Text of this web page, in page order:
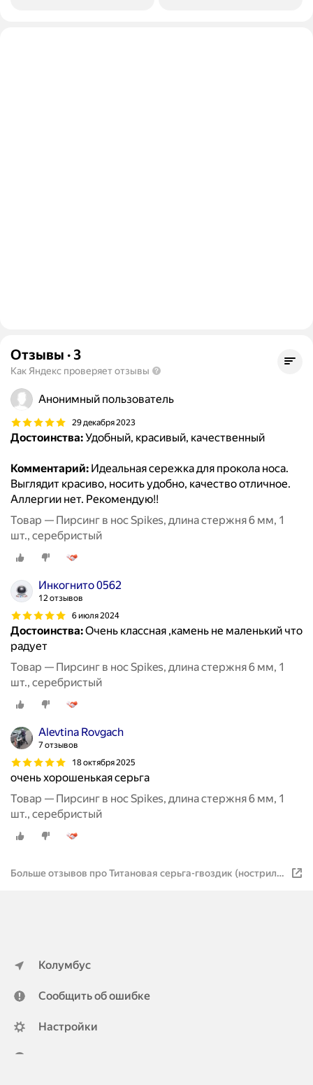
Отзывы · 3
Как Яндекс проверяет отзывы
Анонимный пользователь
29 декабря 2023
Достоинства:Удобный, красивый, качественный
Комментарий: Идеальная сережка для прокола носа.
Выглядит красиво, носить удобно, качество отличное.
Аллергии нет. Рекомендую!!
Товар — Пирсинг в нос Spikes, длина стержня 6 мм, 1
шт., серебристый
Инкогнито 0562
12 отзывов
6 июля 2024
Достоинства:Очень классная ,камень не маленький что
радует
Товар — Пирсинг в нос Spikes, длина стержня 6 мм, 1
шт., серебристый
Alevtina Rovgach
7 отзывов
18 октября 2025
очень хорошенькая серьга
Товар — Пирсинг в нос Spikes, длина стержня 6 мм, 1
шт., серебристый
Больше отзывов про Титановая серьга-гвоздик (нострил)
Колумбус
Сообщить об ошибке
Настройки